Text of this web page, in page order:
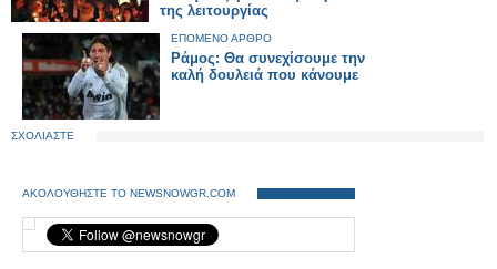
της λειτουργίας
ΕΠΟΜΕΝΟ ΑΡΘΡΟ
Ράμος: Θα συνεχίσουμε την
καλή δουλειά που κάνουμε
ΣΧΟΛΙΑΣΤΕ
ΑΚΟΛΟΥΘΗΣΤΕ ΤΟ NEWSNOWGR.COM